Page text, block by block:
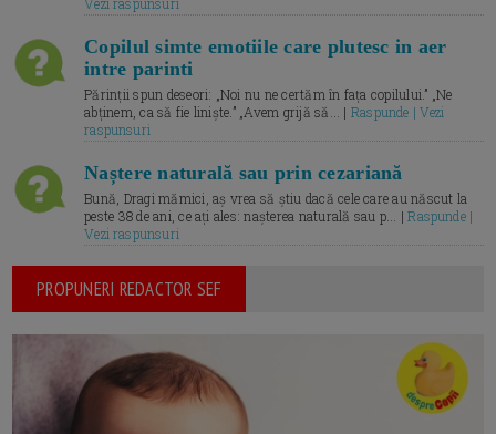
Vezi raspunsuri
Copilul simte emotiile care plutesc in aer
intre parinti
Părinții spun deseori: „Noi nu ne certăm în fața copilului.” „Ne
abținem, ca să fie liniște.” „Avem grijă să... | Raspunde | Vezi
raspunsuri
Naștere naturală sau prin cezariană
Bună, Dragi mămici, aș vrea să știu dacă cele care au născut la
peste 38 de ani, ce ați ales: nașterea naturală sau p... |Raspunde |
Vezi raspunsuri
PROPUNERI REDACTOR SEF